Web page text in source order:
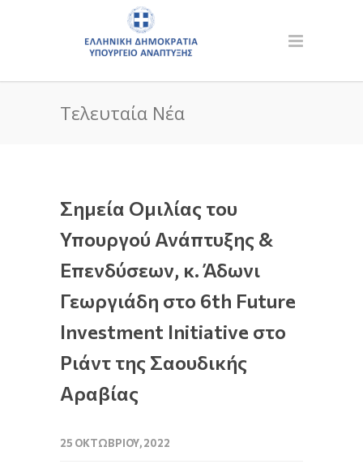
Τελευταία Νέα
Σημεία Ομιλίας του
Υπουργού Ανάπτυξης &
Επενδύσεων, κ. Άδωνι
Γεωργιάδη στo 6th Future
Investment Initiative στο
Ριάντ της Σαουδικής
Αραβίας
25 ΟΚΤΩΒΡΊΟΥ, 2022